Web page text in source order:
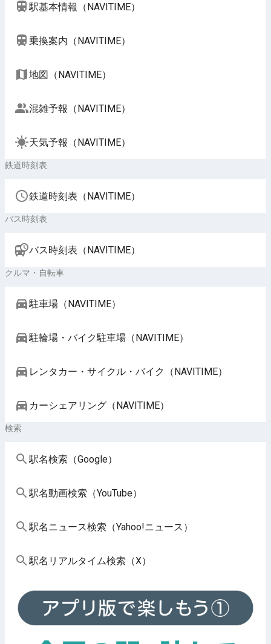
駅基本情報（NAVITIME）
乗換案内（NAVITIME）
地図（NAVITIME）
混雑予報（NAVITIME）
天気予報（NAVITIME）
鉄道時刻表
鉄道時刻表（NAVITIME）
バス時刻表
バス時刻表（NAVITIME）
クルマ・自転車
駐車場（NAVITIME）
駐輪場・バイク駐車場（NAVITIME）
レンタカー・サイクル・バイク（NAVITIME）
カーシェアリング（NAVITIME）
検索
駅名検索（Google）
駅名動画検索（YouTube）
駅名ニュース検索（Yahoo!ニュース）
駅名リアルタイム検索（X）